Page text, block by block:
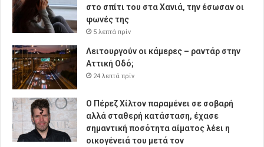
στο σπίτι του στα Χανιά, την έσωσαν οι
φωνές της
5 λεπτά πρίν
Λειτουργούν οι κάμερες – ραντάρ στην
Αττική Οδό;
24 λεπτά πρίν
Ο Πέρεζ Χίλτον παραμένει σε σοβαρή
αλλά σταθερή κατάσταση, έχασε
σημαντική ποσότητα αίματος λέει η
οικογένειά του μετά τον